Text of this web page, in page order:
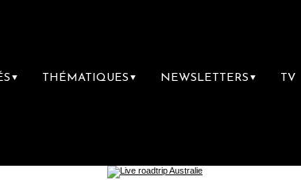
▼ THÉMATIQUES ▼ NEWSLETTERS ▼ TV